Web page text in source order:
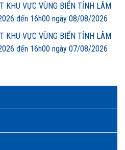
KHU VỰC VÙNG BIỂN TỈNH LÂM
đến 16h00 ngày 08/08/2026
KHU VỰC VÙNG BIỂN TỈNH LÂM
đến 16h00 ngày 07/08/2026